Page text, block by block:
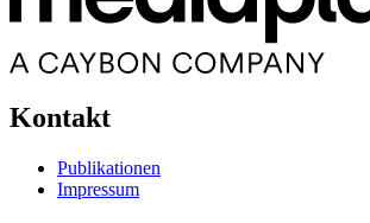
Kontakt
Publikationen
Impressum